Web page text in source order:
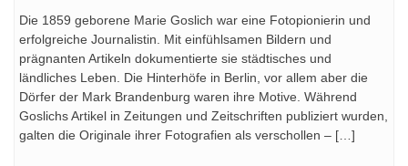
Die 1859 geborene Marie Goslich war eine Fotopionierin und
erfolgreiche Journalistin. Mit einfühlsamen Bildern und
prägnanten Artikeln dokumentierte sie städtisches und
ländliches Leben. Die Hinterhöfe in Berlin, vor allem aber die
Dörfer der Mark Brandenburg waren ihre Motive. Während
Goslichs Artikel in Zeitungen und Zeitschriften publiziert wurden,
galten die Originale ihrer Fotografien als verschollen – […]